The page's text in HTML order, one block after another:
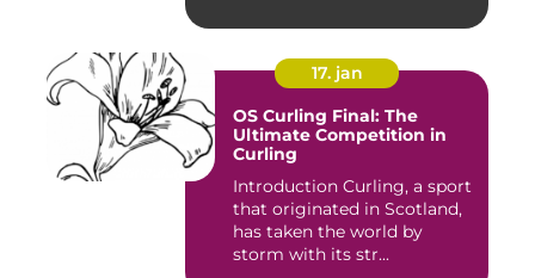
17. jan
OS Curling Final: The
Ultimate Competition in
Curling
Introduction Curling, a sport
that originated in Scotland,
has taken the world by
storm with its str...